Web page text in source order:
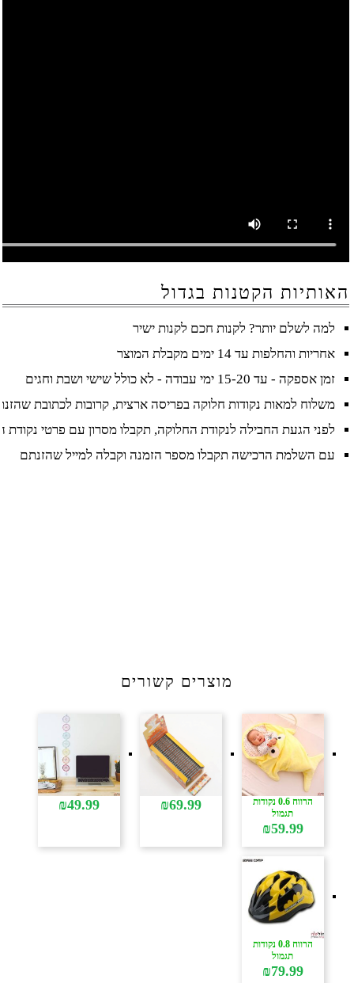
האותיות הקטנות בגדול
למה לשלם יותר? לקנות חכם לקנות ישיר
אחריות והחלפות עד 14 ימים מקבלת המוצר
זמן אספקה - עד 15-20 ימי עבודה - לא כולל שישי ושבת וחגים
משלוח למאות נקודות חלוקה בפריסה ארצית, קרובות לכתובת
לפני הגעת החבילה לנקודת החלוקה, תקבלו מסרון עם פרטי
עם השלמת הרכישה תקבלו מספר הזמנה וקבלה למייל שהזנתם
מוצרים קשורים
הרווח 0.6 נקודות
תגמול
₪59.99
₪69.99
₪49.99
הרווח 0.8 נקודות
תגמול
₪79.99